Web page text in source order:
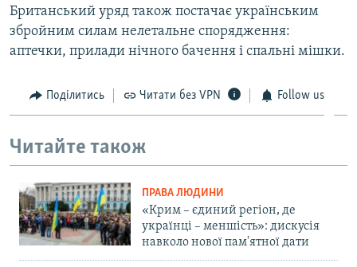
Британський уряд також постачає українським
збройним силам нелетальне спорядження:
аптечки, прилади нічного бачення і спальні мішки.
Поділитись Читати без VPN Follow us
Читайте також
ПРАВА ЛЮДИНИ
«Крим – єдиний регіон, де
українці – меншість»: дискусія
навколо нової пам'ятної дати